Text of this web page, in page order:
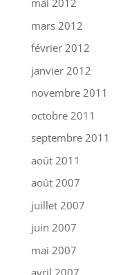
mai 2012
mars 2012
février 2012
janvier 2012
novembre 2011
octobre 2011
septembre 2011
août 2011
août 2007
juillet 2007
juin 2007
mai 2007